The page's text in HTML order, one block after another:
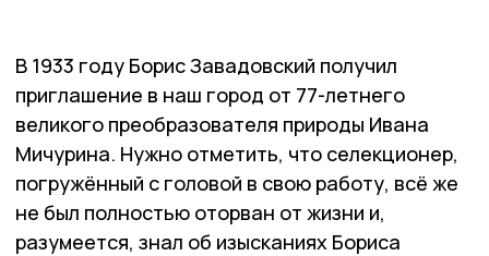
В 1933 году Борис Завадовский получил
приглашение в наш город от 77-летнего
великого преобразователя природы Ивана
Мичурина. Нужно отметить, что селекционер,
погружённый с головой в свою работу, всё же
не был полностью оторван от жизни и,
разумеется, знал об изысканиях Бориса